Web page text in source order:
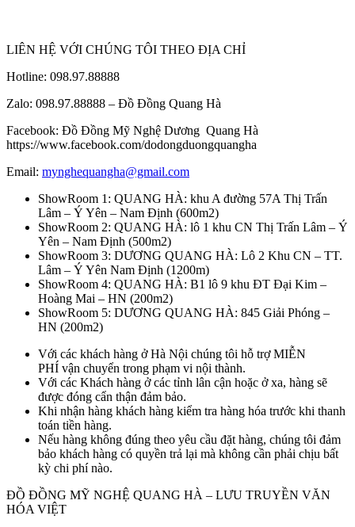
LIÊN HỆ VỚI CHÚNG TÔI THEO ĐỊA CHỈ
Hotline: 098.97.88888
Zalo: 098.97.88888 – Đồ Đồng Quang Hà
Facebook: Đồ Đồng Mỹ Nghệ Dương Quang Hà
https://www.facebook.com/dodongduongquangha
Email: mynghequangha@gmail.com
ShowRoom 1: QUANG HÀ: khu A đường 57A Thị Trấn
Lâm – Ý Yên – Nam Định (600m2)
ShowRoom 2: QUANG HÀ: lô 1 khu CN Thị Trấn Lâm – Ý
Yên – Nam Định (500m2)
ShowRoom 3: DƯƠNG QUANG HÀ: Lô 2 Khu CN – TT.
Lâm – Ý Yên Nam Định (1200m)
ShowRoom 4: QUANG HÀ: B1 lô 9 khu ĐT Đại Kim –
Hoàng Mai – HN (200m2)
ShowRoom 5: DƯƠNG QUANG HÀ: 845 Giải Phóng –
HN (200m2)
Với các khách hàng ở Hà Nội chúng tôi hỗ trợ MIỄN
PHÍ vận chuyển trong phạm vi nội thành.
Với các Khách hàng ở các tỉnh lân cận hoặc ở xa, hàng sẽ
được đóng cẩn thận đảm bảo.
Khi nhận hàng khách hàng kiểm tra hàng hóa trước khi thanh
toán tiền hàng.
Nếu hàng không đúng theo yêu cầu đặt hàng, chúng tôi đảm
bảo khách hàng có quyền trả lại mà không cần phải chịu bất
kỳ chi phí nào.
ĐỒ ĐỒNG MỸ NGHỆ QUANG HÀ – LƯU TRUYỀN VĂN
HÓA VIỆT